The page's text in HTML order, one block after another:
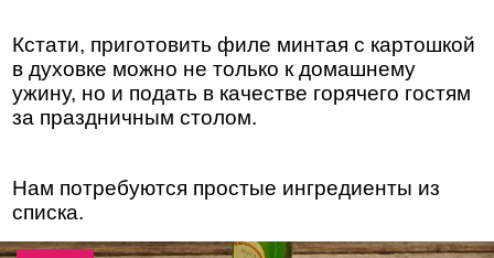
Кстати, приготовить филе минтая с картошкой
в духовке можно не только к домашнему
ужину, но и подать в качестве горячего гостям
за праздничным столом.
Нам потребуются простые ингредиенты из
списка.